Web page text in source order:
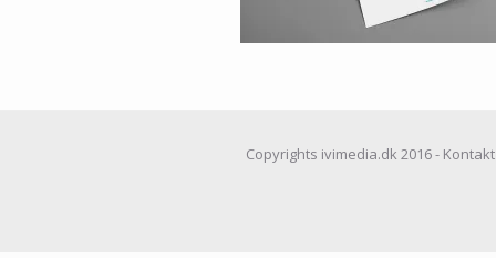
Copyrights ivimedia.dk 2016 -